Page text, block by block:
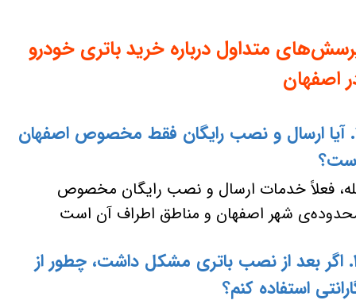
۱. آیا ارسال و نصب رایگان فقط مخصوص اصفهان
متداول درباره خرید باتری خودرو
اصفهان
فعلاً خدمات ارسال و نصب رایگان مخصوص
شهر اصفهان و مناطق اطراف آن است
۲. اگر بعد از نصب باتری مشکل داشت، چطور از
استفاده کنم؟